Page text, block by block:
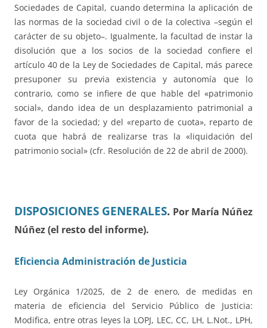
Sociedades de Capital, cuando determina la aplicación de
las normas de la sociedad civil o de la colectiva –según el
carácter de su objeto–. Igualmente, la facultad de instar la
disolución que a los socios de la sociedad confiere el
artículo 40 de la Ley de Sociedades de Capital, más parece
presuponer su previa existencia y autonomía que lo
contrario, como se infiere de que hable del «patrimonio
social», dando idea de un desplazamiento patrimonial a
favor de la sociedad; y del «reparto de cuota», reparto de
cuota que habrá de realizarse tras la «liquidación del
patrimonio social» (cfr. Resolución de 22 de abril de 2000).
DISPOSICIONES GENERALES. Por María Núñez
Núñez (el resto del informe).
Eficiencia Administración de Justicia
Ley Orgánica 1/2025, de 2 de enero, de medidas en
materia de eficiencia del Servicio Público de Justicia:
Modifica, entre otras leyes la LOPJ, LEC, CC, LH, L.Not., LPH,